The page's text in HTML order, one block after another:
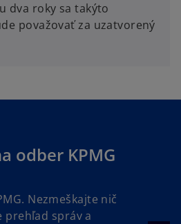
dva roky sa takýto
považovať za uzatvorený
odber KPMG
Nezmeškajte nič
prehľad správ a